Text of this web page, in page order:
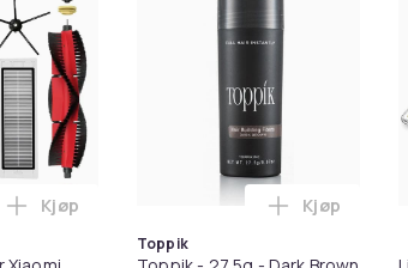
Nonaerosol Balances Scalp & Controls
Legg Tilbehør 8 deler Xiaomi Roborock
Kjøp
Toppik
Legg
Kjøp